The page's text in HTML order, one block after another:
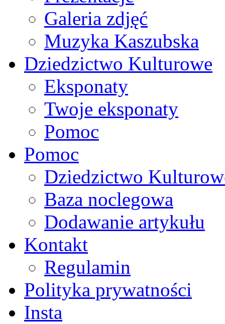
Galeria zdjęć
Muzyka Kaszubska
Dziedzictwo Kulturowe
Eksponaty
Twoje eksponaty
Pomoc
Pomoc
Dziedzictwo
Baza noclegowa
Dodawanie artykułu
Kontakt
Regulamin
Polityka prywatności
Insta